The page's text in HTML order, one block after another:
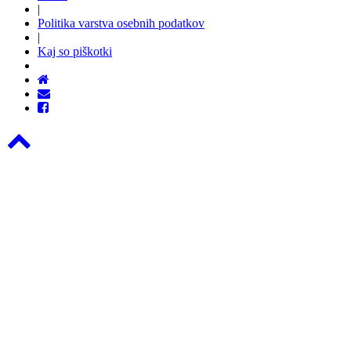
|
Politika varstva osebnih podatkov
|
Kaj so piškotki